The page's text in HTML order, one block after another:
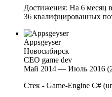
Достижения: На 6 месяц
36 квалифцированных
Appsgeyser
Новосибирск
CEO game dev
Май 2014 — Июль 2016 (2
Стек - Game-Engine С#